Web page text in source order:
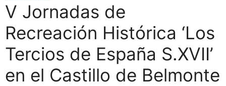
V Jornadas de
Recreación Histórica ‘Los
Tercios de España S.XVII’
en el Castillo de Belmonte